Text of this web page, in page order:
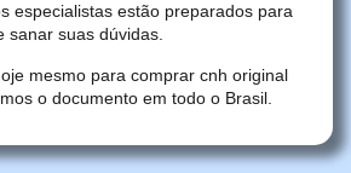
especialistas estão preparados para
sanar suas dúvidas.
mesmo para comprar cnh original
o documento em todo o Brasil.